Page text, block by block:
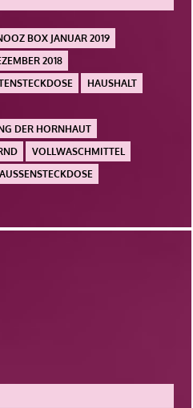
BOX JANUAR 2019
2018
HAUSHALT
DER HORNHAUT
VOLLWASCHMITTEL